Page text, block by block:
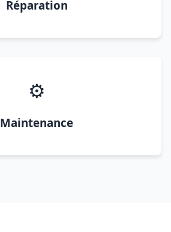
Réparation
⚙️
Maintenance